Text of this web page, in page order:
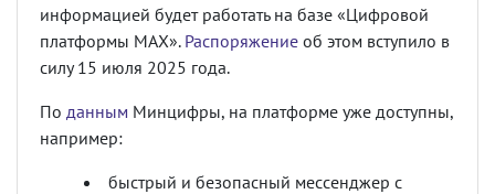
информацией будет работать на базе «Цифровой
платформы MAX». Распоряжение об этом вступило в
силу 15 июля 2025 года.
По данным Минцифры, на платформе уже доступны,
например:
быстрый и безопасный мессенджер с